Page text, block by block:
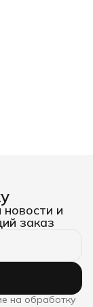
и
заказ
на обработку